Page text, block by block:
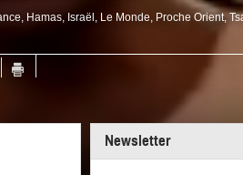
, Hamas, Israël , Le Monde, Proche Orient,
Newsletter